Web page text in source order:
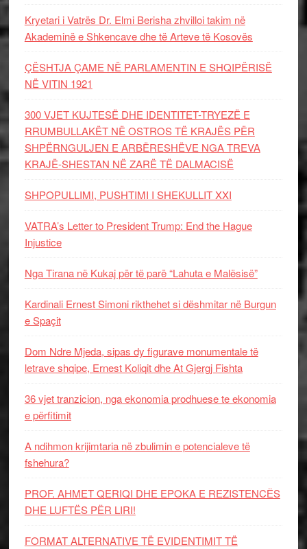
Kryetari i Vatrës Dr. Elmi Berisha zhvilloi takim në
Akademinë e Shkencave dhe të Arteve të Kosovës
ÇËSHTJA ÇAME NË PARLAMENTIN E SHQIPËRISË
NË VITIN 1921
300 VJET KUJTESË DHE IDENTITET-TRYEZË E
RRUMBULLAKËT NË OSTROS TË KRAJËS PËR
SHPËRNGULJEN E ARBËRESHËVE NGA TREVA
KRAJË-SHESTAN NË ZARË TË DALMACISË
SHPOPULLIMI, PUSHTIMI I SHEKULLIT XXI
VATRA’s Letter to President Trump: End the Hague
Injustice
Nga Tirana në Kukaj për të parë “Lahuta e Malësisë”
Kardinali Ernest Simoni rikthehet si dëshmitar në Burgun
e Spaçit
Dom Ndre Mjeda, sipas dy figurave monumentale të
letrave shqipe, Ernest Koliqit dhe At Gjergj Fishta
36 vjet tranzicion, nga ekonomia prodhuese te ekonomia
e përfitimit
A ndihmon krijimtaria në zbulimin e potencialeve të
fshehura?
PROF. AHMET QERIQI DHE EPOKA E REZISTENCЁS
DHE LUFTЁS PЁR LIRI!
FORMAT ALTERNATIVE TË EVIDENTIMIT TË